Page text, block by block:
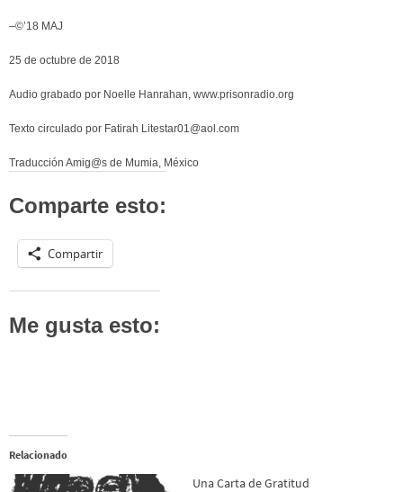
–©’18 MAJ
25 de octubre de 2018
Audio grabado por Noelle Hanrahan, www.prisonradio.org
Texto circulado por Fatirah Litestar01@aol.com
Traducción Amig@s de Mumia, México
Comparte esto:
Compartir
Me gusta esto:
Relacionado
Una Carta de Gratitud